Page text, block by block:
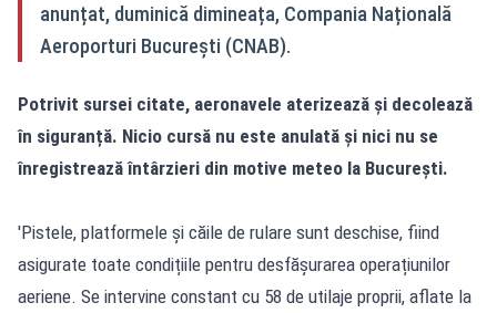
anunțat, duminică dimineața, Compania Națională
Aeroporturi București (CNAB).
Potrivit sursei citate, aeronavele aterizează și decolează
în siguranță. Nicio cursă nu este anulată și nici nu se
înregistrează întârzieri din motive meteo la București.
'Pistele, platformele și căile de rulare sunt deschise, fiind
asigurate toate condițiile pentru desfășurarea operațiunilor
aeriene. Se intervine constant cu 58 de utilaje proprii, aflate la